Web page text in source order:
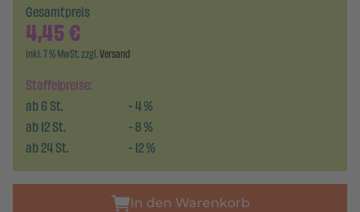
Staffelpreise:
ab6St. -4%
ab12St. -8%
ab24St. -12%
Gesamtpreis
4,45€
inkl. 7 % MwSt. zzgl.Versand
In den Warenkorb